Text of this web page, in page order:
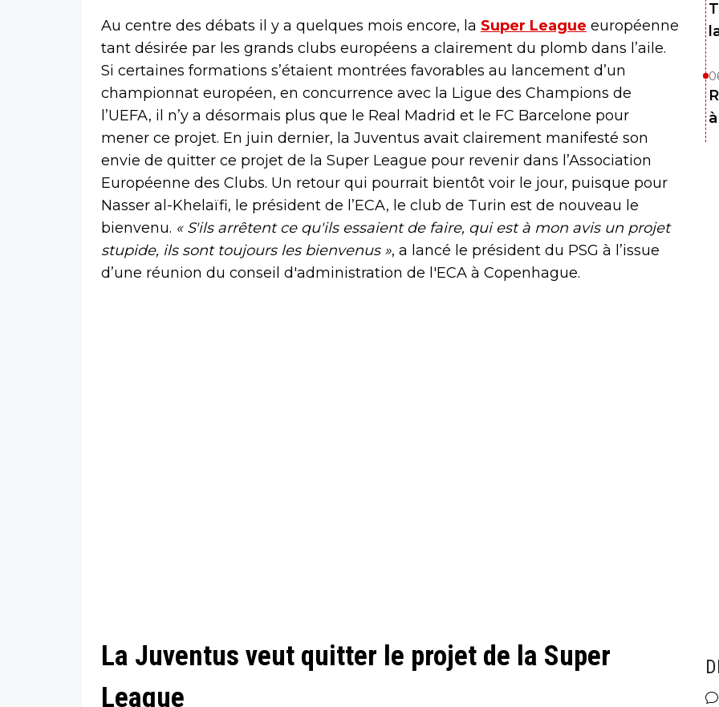
Au centre des débats il y a quelques mois encore, la Super League européenne
tant désirée par les grands clubs européens a clairement du plomb dans l’aile.
Si certaines formations s’étaient montrées favorables au lancement d’un
championnat européen, en concurrence avec la Ligue des Champions de
l’UEFA, il n’y a désormais plus que le Real Madrid et le FC Barcelone pour
mener ce projet. En juin dernier, la Juventus avait clairement manifesté son
envie de quitter ce projet de la Super League pour revenir dans l’Association
Européenne des Clubs. Un retour qui pourrait bientôt voir le jour, puisque pour
Nasser al-Khelaïfi, le président de l’ECA, le club de Turin est de nouveau le
bienvenu. « S'ils arrêtent ce qu'ils essaient de faire, qui est à mon avis un projet
stupide, ils sont toujours les bienvenus », a lancé le président du PSG à l’issue
d’une réunion du conseil d'administration de l'ECA à Copenhague.
La Juventus veut quitter le projet de la Super
League